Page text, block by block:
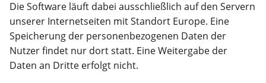
Die Software läuft dabei ausschließlich auf den Servern
unserer Internetseiten mit Standort Europe. Eine
Speicherung der personenbezogenen Daten der
Nutzer findet nur dort statt. Eine Weitergabe der
Daten an Dritte erfolgt nicht.